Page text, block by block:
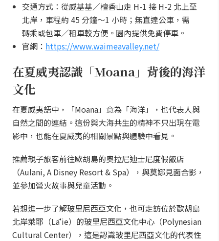
交通方式：從威基基／檀香山走 H-1 接 H-2 北上至
北岸，車程約 45 分鐘～1 小時；無直達公車，需
轉乘或包車／租車較方便。園內提供免費停車。
官網： https://www.waimeavalley.net/
在夏威夷認識「Moana」背後的海洋
文化
在夏威夷語中，「Moana」意為「海洋」，也代表人與
自然之間的連結。這份與大海共生的精神不只出現在電
影中，也能在夏威夷的相關景點與體驗中看見。
推薦親子旅客前往歐胡島的奧拉尼迪士尼度假飯店
（Aulani, A Disney Resort & Spa），與莫娜見面合影，
並參加營火故事與兒童活動。
若想進一步了解玻里尼西亞文化，也可走訪位於歐胡島
北岸萊耶（Lāʻie）的玻里尼西亞文化中心（Polynesian
Cultural Center），這是認識玻里尼西亞文化的代表性